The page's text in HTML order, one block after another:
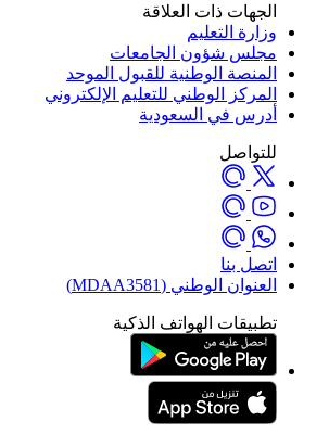
الجهات ذات العلاقة
وزارة التعليم
مجلس شؤون الجامعات
المنصة الوطنية للقبول الموحد
المركز الوطني للتعليم الإلكتروني
أدرس في السعودية
للتواصل
اتصل بنا
العنوان الوطني (MDAA3581)
تطبيقات الهواتف الذكية